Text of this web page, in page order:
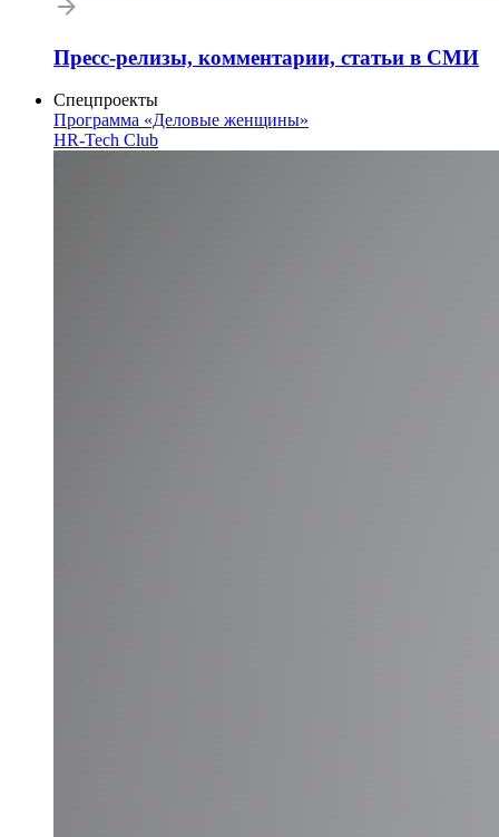
Пресс-релизы, комментарии, статьи в СМИ
Спецпроекты
Программа «Деловые женщины»
HR-Tech Club